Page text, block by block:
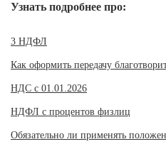
Узнать подробнее про:
3 НДФЛ
Как оформить передачу
НДС с 01.01.2026
НДФЛ с процентов физлиц
Обязательно ли применять